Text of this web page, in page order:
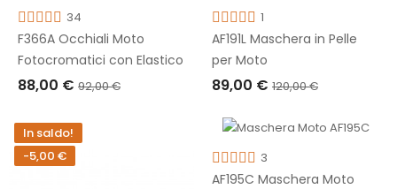
34
F366A Occhiali Moto
Fotocromatici con Elastico
88,00 € 92,00 €
AGGIUNGI AL CARRELLO
1
AF191L Maschera in Pelle
per Moto
89,00 € 120,00 €
AGGIUNGI AL CARRELLO
In saldo!
-5,00 €
3
AF195C Maschera Moto